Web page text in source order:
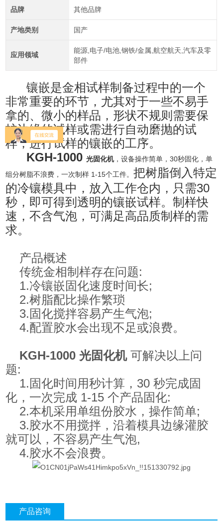
品牌 其他品牌
产地类别 国产
应用领域
能源,电子/电池,钢铁/金属,航空航天,汽车及零
部件
镶嵌是金相试样制备过程中的一个
非常重要的环节，尤其对于一些不易手
拿的、微小的样品，形状不规则需要保
护边缘的试样或需进行自动磨抛的试
样，进行试样的镶嵌的工序。
KGH-1000光固化机，设备操作简单，30秒固化，单
组分树脂不浪费，一次制样 1-15个工件。把树脂倒入特定
的冷镶模具中，放入工作仓内，只需30
秒，即可得到透明的镶嵌试样。制样快
速，不含气泡，可满足高品质制样的需
求。
产品概述
传统金相制样存在问题:
1.冷镶嵌固化速度时间长;
2.树脂配比操作繁琐
3.固化搅拌容易产生气泡;
4.配置胶水会出现不足或浪费。
KGH-1000 光固化机可解决以上问
题:
1.固化时间用秒计算，30 秒完成固
化，一次完成 1-15 个产品固化:
2.本机采用单组份胶水，操作简单;
3.胶水不用搅拌，沿着模具边缘灌胶
就可以，不容易产生气泡,
4.胶水不会浪费。
产品咨询